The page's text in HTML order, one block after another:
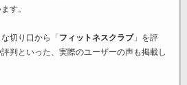
す。
切り口から「 フィットネスクラブ」を評
判といった、実際のユーザーの声も掲載し